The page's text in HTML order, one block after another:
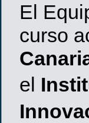
El
curso
el